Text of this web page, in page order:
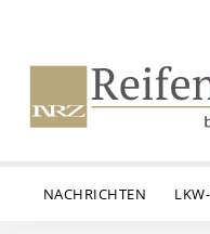
NACHRICHTEN